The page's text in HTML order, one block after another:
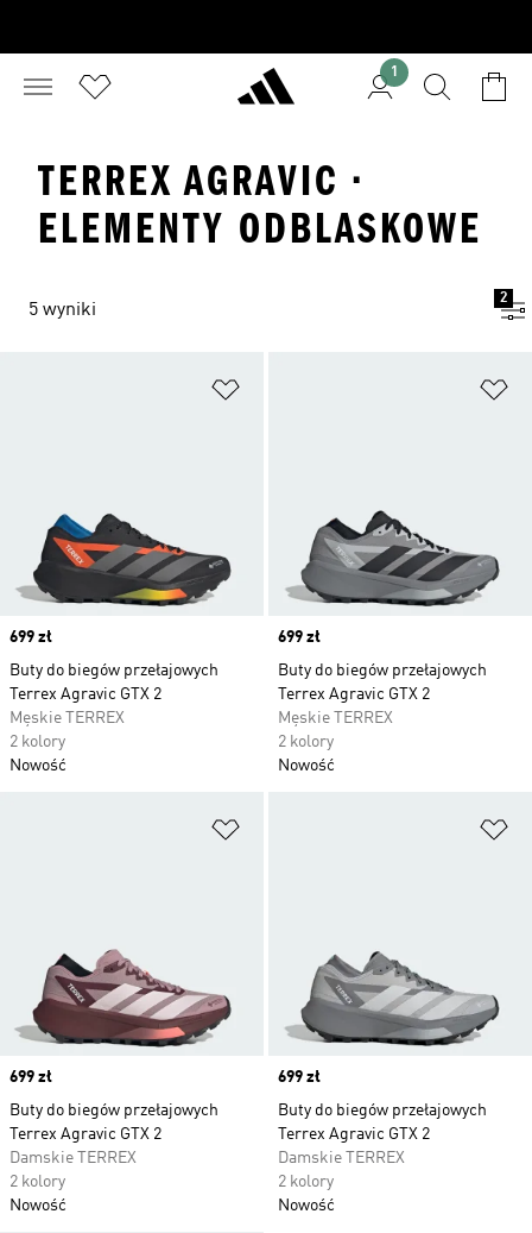
1
TERREX AGRAVIC ·
ELEMENTY ODBLASKOWE
5 wyniki
2
Price
699 zł
Buty do biegów przełajowych
Terrex Agravic GTX 2
Męskie TERREX
2 kolory
Nowość
Price
699 zł
Buty do biegów przełajowych
Terrex Agravic GTX 2
Męskie TERREX
2 kolory
Nowość
Price
699 zł
Buty do biegów przełajowych
Terrex Agravic GTX 2
Damskie TERREX
2 kolory
Nowość
Price
699 zł
Buty do biegów przełajowych
Terrex Agravic GTX 2
Damskie TERREX
2 kolory
Nowość